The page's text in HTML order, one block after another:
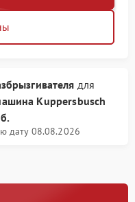
для
Kuppersbusch
дату 08.08.2026